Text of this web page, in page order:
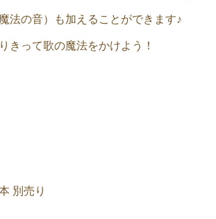
法の音）も加えることができます♪
きって歌の魔法をかけよう！
別売り